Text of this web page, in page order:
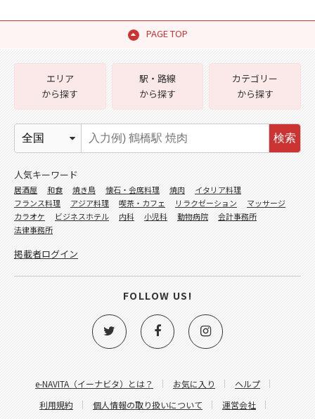
PAGE TOP
e-NAVITA（イーナビタ）とは？ お気に入り
ヘルプ
利用規約
個人情報の取り扱いについて 運営会社
エリア
から探す
駅・路線
から探す
カテゴリー
から探す
検索
人気キーワード
居酒屋 和食 焼き鳥 懐石・会席料理 焼肉
イタリア料理
フランス料理
アジア料理 喫茶・カフェ リラクゼーション
マッサージ
カラオケ
ビジネスホテル 内科 小児科 動物病院
会計事務所
法律事務所
掲載者ログイン
FOLLOW US!